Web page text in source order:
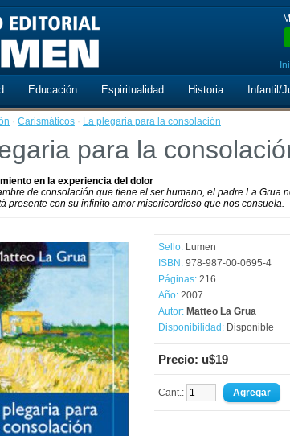
Educación Espiritualidad Historia Infantil/
· Carismáticos · La plegaria para la consolación
para la
en la experiencia del dolor
de consolación que tiene el ser humano, el padre La Grua
presente con su infinito amor misericordioso que nos consuela.
Sello: Lumen
ISBN: 978-987-00-0695-4
Páginas: 216
Año: 2007
Autor: Matteo La Grua
Disponibilidad: Disponible
Precio: u$19
Cant.: